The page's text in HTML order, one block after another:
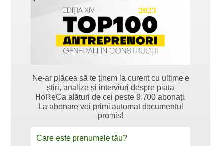
Ne-ar plăcea să te ținem la curent cu ultimele
știri, analize și interviuri despre piața
HoReCa alături de cei peste 9.700 abonați.
La abonare vei primi automat documentul
promis!